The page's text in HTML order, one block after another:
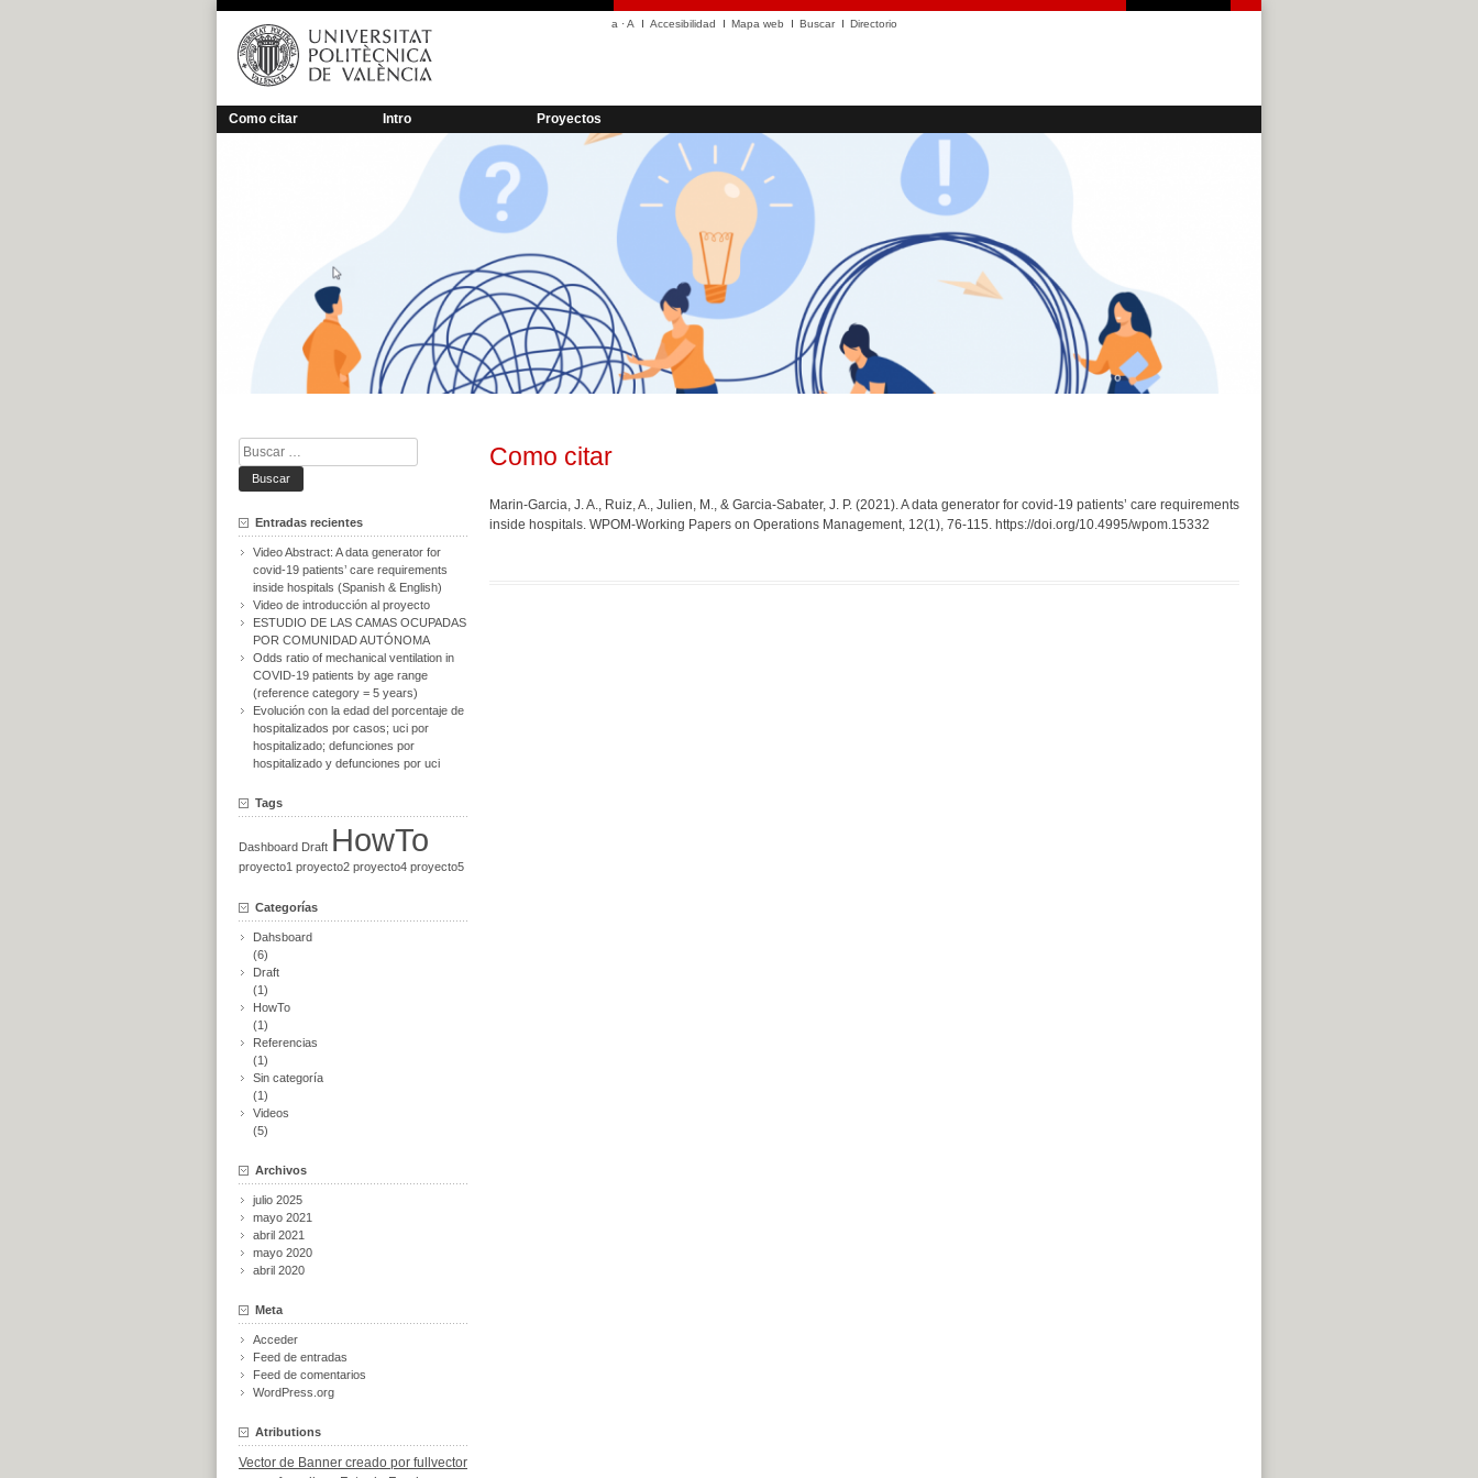
Saltar
contenido
a ·A Accesibilidad Mapa web Buscar Directorio
Como citar Intro Proyectos
Como citar
Marin-Garcia, J. A., Ruiz, A., Julien, M., & Garcia-Sabater, J. P. (2021). A data generator for covid-19 patients’ care requirements
inside hospitals. WPOM-Working Papers on Operations Management, 12(1), 76-115. https://doi.org/10.4995/wpom.15332
Buscar:
Entradas recientes
Video Abstract: A data generator for
covid-19 patients’ care requirements
inside hospitals (Spanish & English)
Video de introducción al proyecto
ESTUDIO DE LAS CAMAS OCUPADAS
POR COMUNIDAD AUTÓNOMA
Odds ratio of mechanical ventilation in
COVID-19 patients by age range
(reference category = 5 years)
Evolución con la edad del porcentaje de
hospitalizados por casos; uci por
hospitalizado; defunciones por
hospitalizado y defunciones por uci
Tags
Dashboard Draft HowTo
proyecto1 proyecto2 proyecto4 proyecto5
Categorías
Dahsboard
(6)
Draft
(1)
HowTo
(1)
Referencias
(1)
Sin categoría
(1)
Videos
(5)
Archivos
julio 2025
mayo 2021
abril 2021
mayo 2020
abril 2020
Meta
Acceder
Feed de entradas
Feed de comentarios
WordPress.org
Atributions
Vector de Banner creado por fullvector